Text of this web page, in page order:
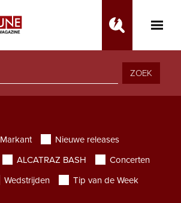
Toggle
ZOEK
Markant
Nieuwe releases
ALCATRAZ BASH
Concerten
Wedstrijden Tip van de Week